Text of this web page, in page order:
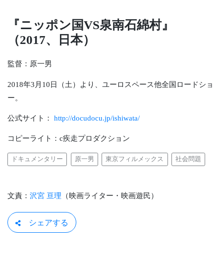
『ニッポン国VS泉南石綿村』
（2017、日本）
監督：原一男
2018年3月10日（土）より、ユーロスペース他全国ロードショ
ー。
公式サイト： http://docudocu.jp/ishiwata/
コピーライト：c疾走プロダクション
ドキュメンタリー 原一男 東京フィルメックス 社会問題
文責： 沢宮 亘理 （映画ライター・映画遊民）
シェアする